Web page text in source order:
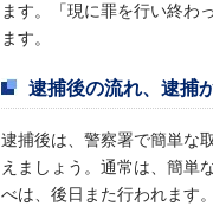
ます。「現に罪を行い終わ
ます。
逮捕後の流れ、逮捕
逮捕後は、警察署で簡単な
えましょう。通常は、簡単
べは、後日また行われます。